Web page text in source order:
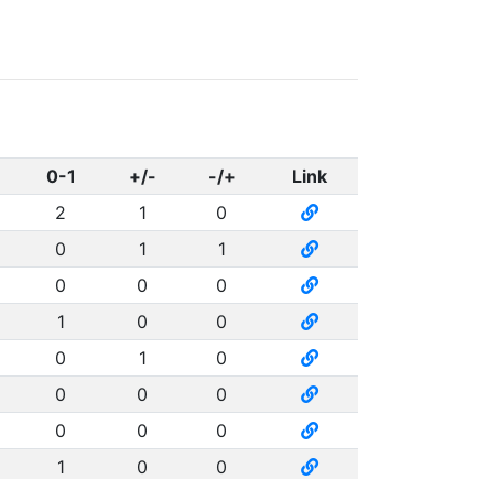
0-1 +/- -/+
Link
2 1
0
0 1
1
0 0
0
1 0
0
0 1
0
0 0
0
0 0
0
1 0
0